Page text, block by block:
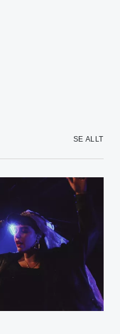
SE ALLT